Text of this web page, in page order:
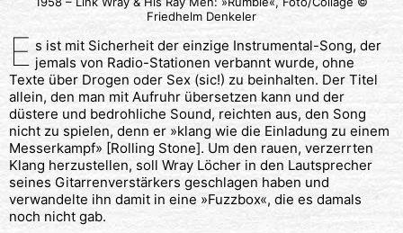
Friedhelm Denkeler
E s ist mit Sicherheit der einzige Instrumental-Song, der
jemals von Radio-Stationen verbannt wurde, ohne
Texte über Drogen oder Sex (sic!) zu beinhalten. Der Titel
allein, den man mit Aufruhr übersetzen kann und der
düstere und bedrohliche Sound, reichten aus, den Song
nicht zu spielen, denn er »klang wie die Einladung zu einem
Messerkampf» [Rolling Stone]. Um den rauen, verzerrten
Klang herzustellen, soll Wray Löcher in den Lautsprecher
seines Gitarrenverstärkers geschlagen haben und
verwandelte ihn damit in eine »Fuzzbox«, die es damals
noch nicht gab.